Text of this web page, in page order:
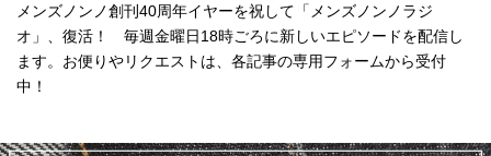
メンズノンノ創刊40周年イヤーを祝して「メンズノンノラジ
オ」、復活！ 毎週金曜日18時ごろに新しいエピソードを配信し
ます。お便りやリクエストは、各記事の専用フォームから受付
中！